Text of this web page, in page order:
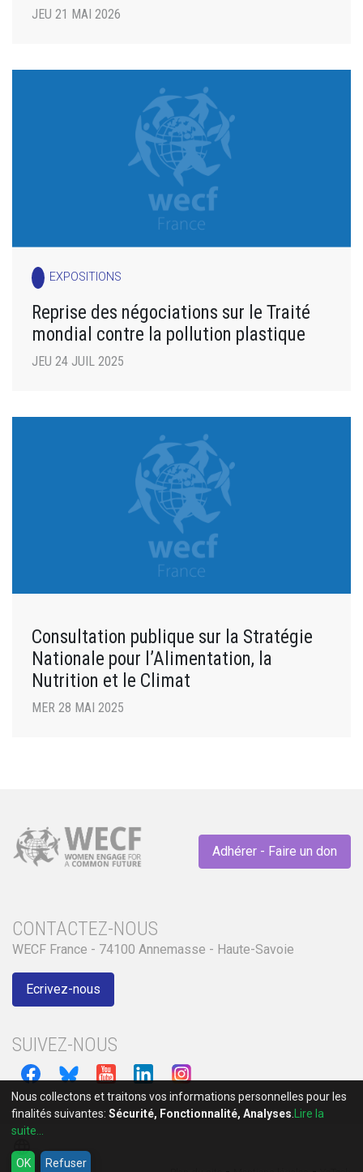
JEU 21 MAI 2026
EXPOSITIONS
Reprise des négociations sur le Traité
mondial contre la pollution plastique
JEU 24 JUIL 2025
Consultation publique sur la Stratégie
Nationale pour l’Alimentation, la
Nutrition et le Climat
MER 28 MAI 2025
Adhérer - Faire un don
CONTACTEZ-NOUS
WECF France - 74100 Annemasse - Haute-Savoie
Ecrivez-nous
SUIVEZ-NOUS
language
Nous collectons et traitons vos informations personnelles pour les
finalités suivantes: Sécurité, Fonctionnalité, Analyses
Lire la
suite...
OK Refuser